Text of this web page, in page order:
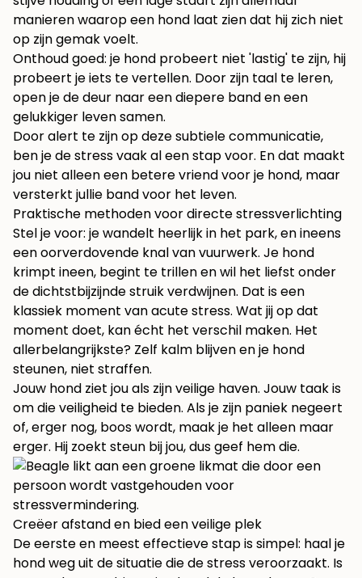
manieren waarop een hond laat zien dat hij zich niet
op zijn gemak voelt.
Onthoud goed: je hond probeert niet 'lastig' te zijn, hij
probeert je iets te vertellen. Door zijn taal te leren,
open je de deur naar een diepere band en een
gelukkiger leven samen.
Door alert te zijn op deze subtiele communicatie,
ben je de stress vaak al een stap voor. En dat maakt
jou niet alleen een betere vriend voor je hond, maar
versterkt jullie band voor het leven.
Praktische methoden voor directe stressverlichting
Stel je voor: je wandelt heerlijk in het park, en ineens
een oorverdovende knal van vuurwerk. Je hond
krimpt ineen, begint te trillen en wil het liefst onder
de dichtstbijzijnde struik verdwijnen. Dat is een
klassiek moment van acute stress. Wat jij op dat
moment doet, kan écht het verschil maken. Het
allerbelangrijkste? Zelf kalm blijven en je hond
steunen, niet straffen.
Jouw hond ziet jou als zijn veilige haven. Jouw taak is
om die veiligheid te bieden. Als je zijn paniek negeert
of, erger nog, boos wordt, maak je het alleen maar
erger. Hij zoekt steun bij jou, dus geef hem die.
Creëer afstand en bied een veilige plek
De eerste en meest effectieve stap is simpel: haal je
hond weg uit de situatie die de stress veroorzaakt. Is